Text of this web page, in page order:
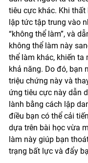
tiêu cực khác. Khi thất
lập tức tập trung vào
“không thể làm”, và
không thể làm này
thể làm khác, khiến ta
khả năng. Do đó, bạn
triệu chứng này và
ứng tiêu cực này dẫn
lành bằng cách lập
điều bạn có thể cải
dựa trên bài học vừa
làm này giúp bạn
trạng bất lực và đẩy